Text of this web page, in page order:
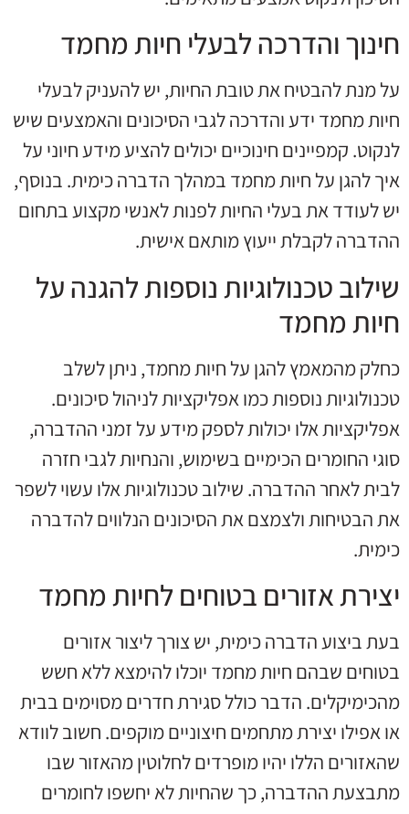
חינוך והדרכה לבעלי חיות מחמד
על מנת להבטיח את טובת החיות, יש להעניק לבעלי
חיות מחמד ידע והדרכה לגבי הסיכונים והאמצעים שיש
לנקוט. קמפיינים חינוכיים יכולים להציע מידע חיוני על
איך להגן על חיות מחמד במהלך הדברה כימית. בנוסף,
יש לעודד את בעלי החיות לפנות לאנשי מקצוע בתחום
ההדברה לקבלת ייעוץ מותאם אישית.
שילוב טכנולוגיות נוספות להגנה על
חיות מחמד
כחלק מהמאמץ להגן על חיות מחמד, ניתן לשלב
טכנולוגיות נוספות כמו אפליקציות לניהול סיכונים.
אפליקציות אלו יכולות לספק מידע על זמני ההדברה,
סוגי החומרים הכימיים בשימוש, והנחיות לגבי חזרה
לבית לאחר ההדברה. שילוב טכנולוגיות אלו עשוי לשפר
את הבטיחות ולצמצם את הסיכונים הנלווים להדברה
כימית.
יצירת אזורים בטוחים לחיות מחמד
בעת ביצוע הדברה כימית, יש צורך ליצור אזורים
בטוחים שבהם חיות מחמד יוכלו להימצא ללא חשש
מהכימיקלים. הדבר כולל סגירת חדרים מסוימים בבית
או אפילו יצירת מתחמים חיצוניים מוקפים. חשוב לוודא
שהאזורים הללו יהיו מופרדים לחלוטין מהאזור שבו
מתבצעת ההדברה, כך שהחיות לא יחשפו לחומרים